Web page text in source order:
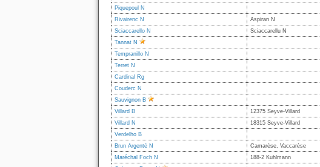
Piquepoul N
Rivairenc N
Aspiran N
Sciaccarello N
Sciaccarellu N
Tannat N
Tempranillo N
Terret N
Cardinal Rg
Couderc N
Sauvignon B
Villard B
12375 Seyve-Villard
Villard N
18315 Seyve-Villard
Verdelho B
Brun Argenté N
Camarèse, Vaccarèse
Maréchal Foch N
188-2 Kuhlmann